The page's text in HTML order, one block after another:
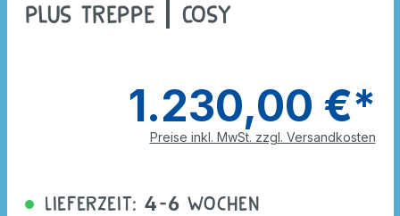
plus Treppe | Cosy
1.230,00 €*
Preise inkl. MwSt. zzgl. Versandkosten
Lieferzeit: 4-6 Wochen